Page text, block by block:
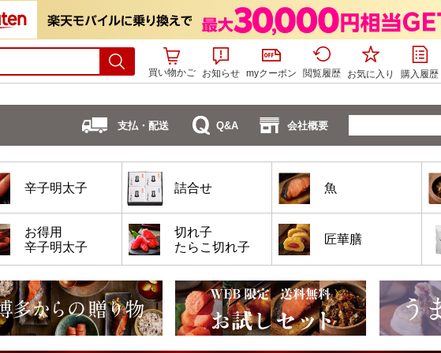
買い物かご お知らせ myクーポン 閲覧履歴 お気に入り 購入履歴